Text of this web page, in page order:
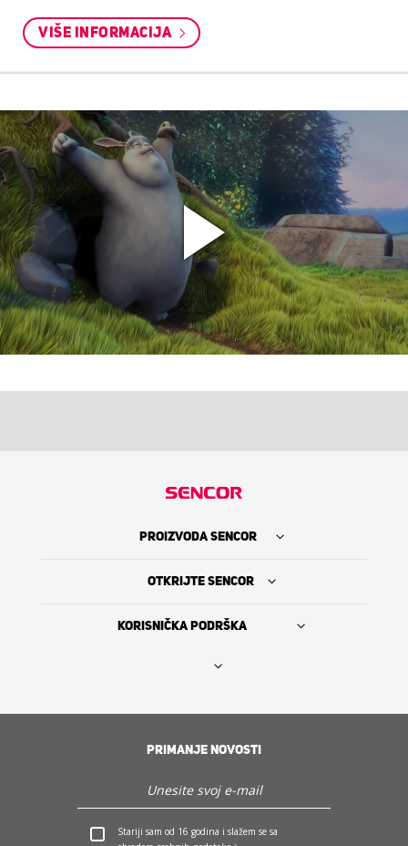
VIŠE INFORMACIJA
PROIZVODA SENCOR
OTKRIJTE SENCOR
KORISNIČKA PODRŠKA
PRIMANJE NOVOSTI
Stariji sam od 16 godina i slažem se sa